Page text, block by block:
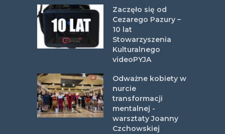
Zaczęło się od
Cezarego Pazury –
10 lat
Stowarzyszenia
Kulturalnego
videoPYJA
Odważne kobiety w
nurcie
transformacji
mentalnej -
warsztaty Joanny
Czchowskiej